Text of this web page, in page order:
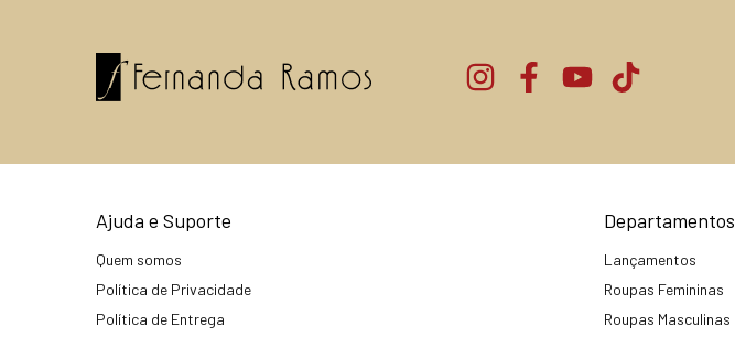
Ajuda e Suporte
Quem somos
Política de Privacidade
Política de Entrega
Departamentos
Lançamentos
Roupas Femininas
Roupas Masculinas